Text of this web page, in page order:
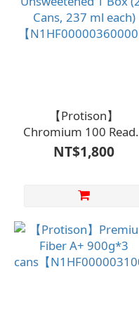
【Protison】
Chromium 100
to-Drink, Unsweetened
1 Box (24 Cans, 237 ml
【N1HF00000360000
NT$1,800